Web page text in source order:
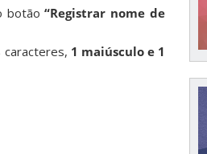
botão“Registrar nome de
caracteres, 1 maiúsculo e 1